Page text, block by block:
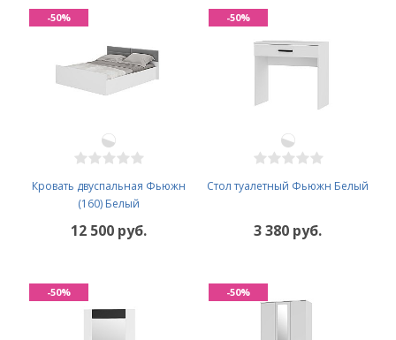
Кровать двуспальная Фьюжн
(160) Белый
12 500 руб.
-50%
Стол туалетный Фьюжн Белый
3 380 руб.
-50%
-50% -50%